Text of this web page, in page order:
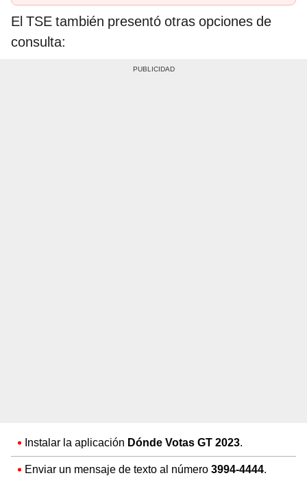
El TSE también presentó otras opciones de
consulta:
Instalar la aplicación Dónde Votas GT 2023.
Enviar un mensaje de texto al número 3994-4444.